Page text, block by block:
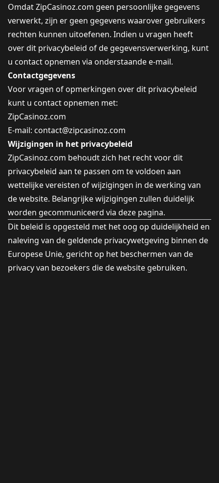
Omdat ZipCasinoz.com geen persoonlijke gegevens
verwerkt, zijn er geen gegevens waarover gebruikers
rechten kunnen uitoefenen. Indien u vragen heeft
over dit privacybeleid of de gegevensverwerking, kunt
u contact opnemen via onderstaande e-mail.
Contactgegevens
Voor vragen of opmerkingen over dit privacybeleid
kunt u contact opnemen met:
ZipCasinoz.com
E-mail: contact@zipcasinoz.com
Wijzigingen in het privacybeleid
ZipCasinoz.com behoudt zich het recht voor dit
privacybeleid aan te passen om te voldoen aan
wettelijke vereisten of wijzigingen in de werking van
de website. Belangrijke wijzigingen zullen duidelijk
worden gecommuniceerd via deze pagina.
Dit beleid is opgesteld met het oog op duidelijkheid en
naleving van de geldende privacywetgeving binnen de
Europese Unie, gericht op het beschermen van de
privacy van bezoekers die de website gebruiken.